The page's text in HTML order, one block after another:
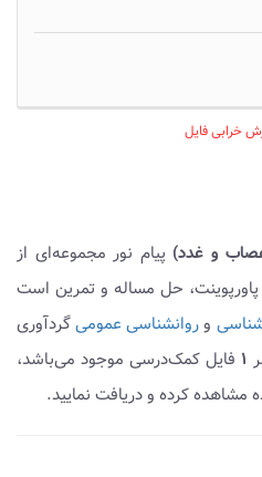
خرابی فایل
و غدد) پیام نور مجموعه‌ای از
حل مساله و تمرین است
وروانشناسی عمومیگردآوری
۱ فایل کمک‌درسی موجود می‌باشد،
کرده و دریافت نمایید.